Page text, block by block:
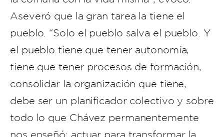
Aseveró que la gran tarea la tiene el
pueblo. “Solo el pueblo salva el pueblo. Y
el pueblo tiene que tener autonomía,
tiene que tener procesos de formación,
consolidar la organización que tiene,
debe ser un planificador colectivo y sobre
todo lo que Chávez permanentemente
nos enseñó: actuar para transformar la